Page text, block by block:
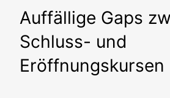
Auffällige Gaps
Schluss- und
Eröffnungskursen